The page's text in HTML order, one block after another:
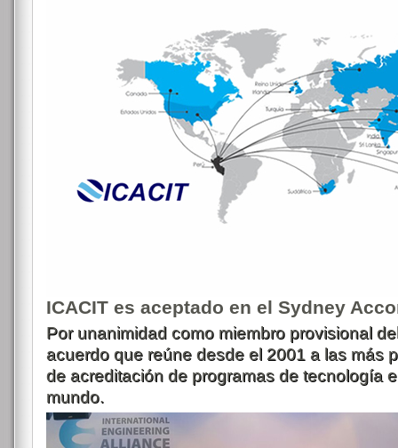
ICACIT es aceptado en el Sydney
Por unanimidad como miembro provisional
acuerdo que reúne desde el 2001 a las más
de acreditación de programas de tecnología
mundo.